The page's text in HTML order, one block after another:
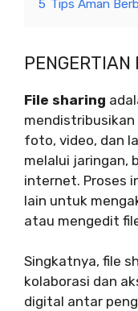
5 Tips Aman
PENGERTIAN
File sharing
mendistribusikan
foto, video, dan
melalui jaringan,
internet. Proses
lain untuk
atau mengedit
Singkatnya, file
kolaborasi dan
digital antar